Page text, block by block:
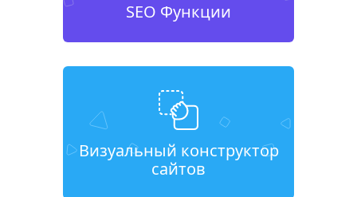
SEO Функции
Визуальный конструктор
сайтов